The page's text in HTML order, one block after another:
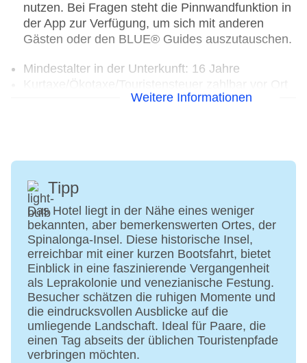
nutzen. Bei Fragen steht die Pinnwandfunktion in
der App zur Verfügung, um sich mit anderen
Gästen oder den BLUE® Guides auszutauschen.
Mindestalter in der Unterkunft: 16 Jahre
Check-in Zeit ab 14:00 Uhr
Rezeption: täglich, Sprachen: deutsch, englisch,
französisch
Gästebetreuung: Sprachen: deutsch, englisch,
italienisch, französisch
Lift
Gartenanlage, Dachterrasse
Pools: 2
Pool: ohne Gebühr, Outdoor, Süßwasser,
Daybeds: ohne Gebühr, Sonnenschirme: ohne
Gebühr
Pool: ohne Gebühr, Indoor, Süßwasser,
beheizbar, im Wellnessbereich, Liegen: ohne
Gebühr
Weitere Informationen
Tipp
Das Hotel liegt in der Nähe eines weniger
bekannten, aber bemerkenswerten Ortes, der
Spinalonga-Insel. Diese historische Insel,
erreichbar mit einer kurzen Bootsfahrt, bietet
Einblick in eine faszinierende Vergangenheit
als Leprakolonie und venezianische Festung.
Besucher schätzen die ruhigen Momente und
die eindrucksvollen Ausblicke auf die
umliegende Landschaft. Ideal für Paare, die
einen Tag abseits der üblichen Touristenpfade
verbringen möchten.